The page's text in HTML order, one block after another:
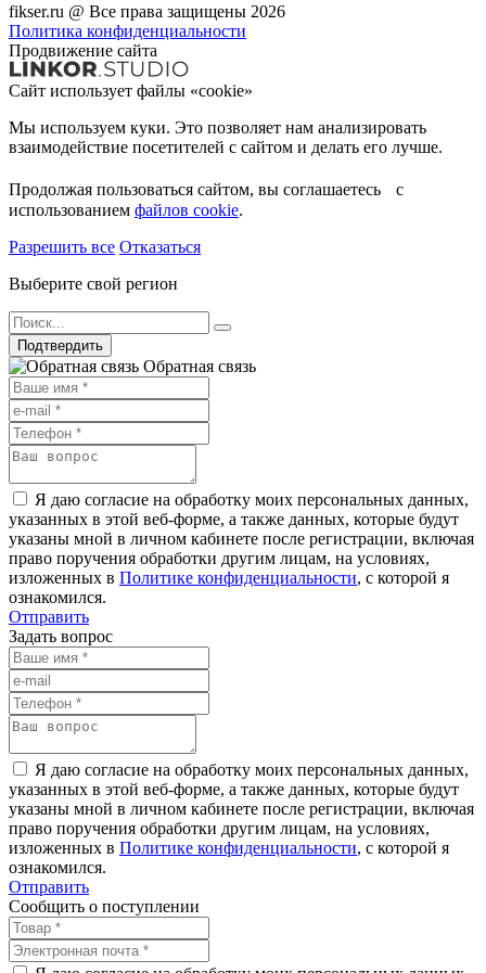
fikser.ru @ Все права защищены 2026
Политика конфиденциальности
Продвижение сайта
Сайт использует файлы «cookie»
Мы используем куки. Это позволяет нам анализировать
взаимодействие посетителей с сайтом и делать его лучше.
Продолжая пользоваться сайтом, вы соглашаетесь с
использованием файлов cookie.
Разрешить все Отказаться
Выберите свой регион
Подтвердить
Обратная связь
Я даю согласие на обработку моих персональных данных,
указанных в этой веб-форме, а также данных, которые будут
указаны мной в личном кабинете после регистрации, включая
право поручения обработки другим лицам, на условиях,
изложенных в Политике конфиденциальности, с которой я
ознакомился.
Отправить
Задать вопрос
Я даю согласие на обработку моих персональных данных,
указанных в этой веб-форме, а также данных, которые будут
указаны мной в личном кабинете после регистрации, включая
право поручения обработки другим лицам, на условиях,
изложенных в Политике конфиденциальности, с которой я
ознакомился.
Отправить
Сообщить о поступлении